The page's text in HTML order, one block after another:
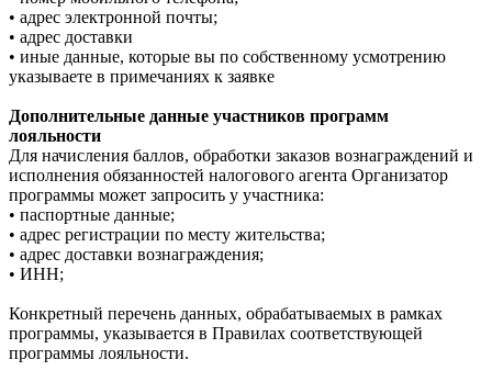
• адрес электронной почты;
• адрес доставки
• иные данные, которые вы по собственному усмотрению
указываете в примечаниях к заявке
Дополнительные данные участников программ
лояльности
Для начисления баллов, обработки заказов вознаграждений и
исполнения обязанностей налогового агента Организатор
программы может запросить у участника:
• паспортные данные;
• адрес регистрации по месту жительства;
• адрес доставки вознаграждения;
• ИНН;
Конкретный перечень данных, обрабатываемых в рамках
программы, указывается в Правилах соответствующей
программы лояльности.